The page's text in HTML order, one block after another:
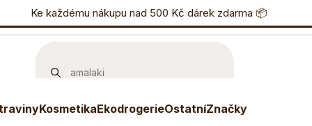
Ke každému nákupu nad 500 Kč dárek zdarma 📦
KosmetikaEkodrogerieOstatníZnačky
program Eshop 733 738 836